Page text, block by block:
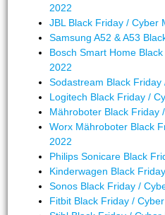
2022
JBL Black Friday / Cyber
Samsung A52 & A53
Bosch Smart Home
2022
Sodastream Black
Logitech Black Friday /
Mähroboter Black Friday
Worx Mähroboter Black
2022
Philips Sonicare Black
Kinderwagen Black
Sonos Black Friday /
Fitbit Black Friday /